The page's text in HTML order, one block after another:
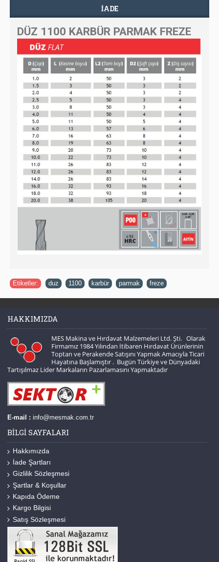
İADE
DÜZ 1100 KARBÜR PARMAK FREZE
Etiketler: duz 1100 karbür parmak freze
HAKKIMIZDA
MES Makina ve Hırdavat Malzemeleri Ltd. Şti. Olarak
Firmamız 1984 Yılından İtibaren Hırdavat Ürünlerinin
Toptan ve Perakende Satışını Yapmak Amacıyla Ticari
Hayatına Başlamıştır . Bugün Türkiye ve Dünyadaki
Tartışılmaz Lider Markaların Pazarlamasını Yapmaktadır
E-mail : info@mesmak.com.tr
BILGI SAYFALARI
Hakkımızda
İade Şartları
Gizlilik Sözleşmesi
Şartlar & Koşullar
Kapıda Ödeme
Kargo Bilgisi
Satış Sözleşmesi